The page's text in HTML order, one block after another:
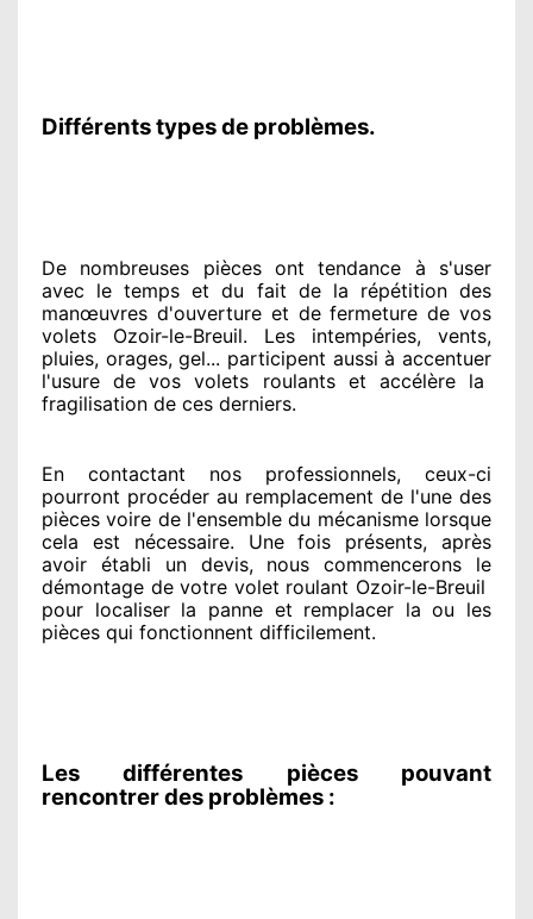
Différents types de problèmes.
De nombreuses pièces ont tendance à s'user
avec le temps et du fait de la répétition des
manœuvres d'ouverture et de fermeture de vos
volets Ozoir-le-Breuil. Les intempéries, vents,
pluies, orages, gel... participent aussi à accentuer
l'usure de vos volets roulants et accélère la
fragilisation de ces derniers.
En contactant nos professionnels, ceux-ci
pourront procéder au remplacement de l'une des
pièces voire de l'ensemble du mécanisme lorsque
cela est nécessaire. Une fois présents, après
avoir établi un devis, nous commencerons le
démontage de votre volet roulant Ozoir-le-Breuil
pour localiser la panne et remplacer la ou les
pièces qui fonctionnent difficilement.
Les différentes pièces pouvant
rencontrer des problèmes :